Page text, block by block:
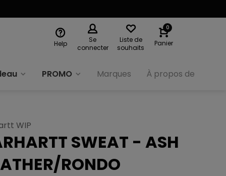
Help
Se
connecter
Liste de
souhaits
0
Panier
PROMO Marques À propos de nous
WIP
SWEAT - ASH
RONDO